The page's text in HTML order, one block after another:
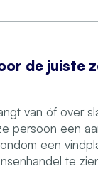
de juiste
van óf over
persoon een
een
te